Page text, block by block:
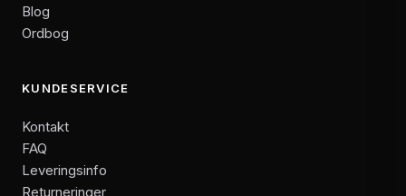
Blog
Ordbog
KUNDESERVICE
Kontakt
FAQ
Leveringsinfo
Returneringer